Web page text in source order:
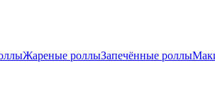
Жареные роллыЗапечённые роллы